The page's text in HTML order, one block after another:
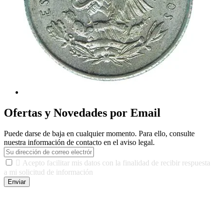
Ofertas y Novedades por Email
Puede darse de baja en cualquier momento. Para ello, consulte
nuestra información de contacto en el aviso legal.
 Acepto facilitar mis datos con la finalidad de recibir respuesta
a mi solicitud de información
Enviar